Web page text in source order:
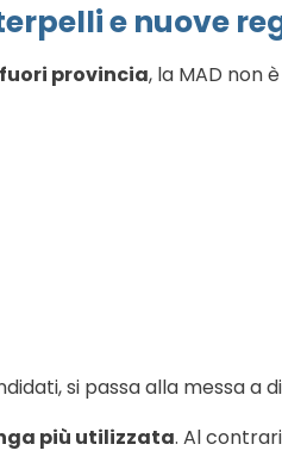
e nuove
provincia, la MAD non
si passa alla messa a
più utilizzata. Al